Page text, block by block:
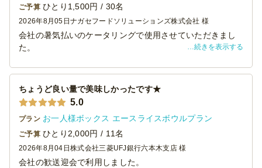
たので、次回はそのあたりの注文方法を考えようと思って
おります！
またぜひ利用したいです。
ありがとうございました。
ご予算 ひとり1,500円 / 30名
2026年8月05日 ナガセフードソリューションズ株式会社 様
会社の暑気払いのケータリングで使用させていただきまし
た。
くなる料理と、最後までほぼ誰も手を付けない料理との差
が大きかったです。
ですが、時間通りに配達していただいたりと概ね満足で
す。
ありがとうございました。
続きを表示する
ちょうど良い量で美味しかったです★
5.0
プラン お一人様ボックス エースライスボウルプラン
ご予算 ひとり2,000円 / 11名
2026年8月04日 株式会社三菱UFJ銀行六本木支店 様
会社の歓送迎会で利用しました。